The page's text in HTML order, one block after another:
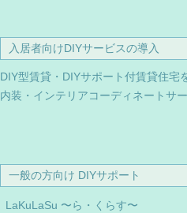
入居者向けDIYサービスの導入
DIY型賃貸・DIYサポート付賃貸住宅
内装・インテリアコーディネートサ
一般の方向け DIYサポート
LaKuLaSu 〜ら・くらす〜